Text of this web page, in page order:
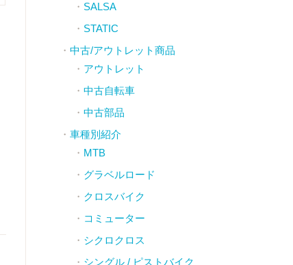
SALSA
STATIC
中古/アウトレット商品
アウトレット
中古自転車
中古部品
車種別紹介
MTB
グラベルロード
クロスバイク
コミューター
シクロクロス
シングル / ピストバイク